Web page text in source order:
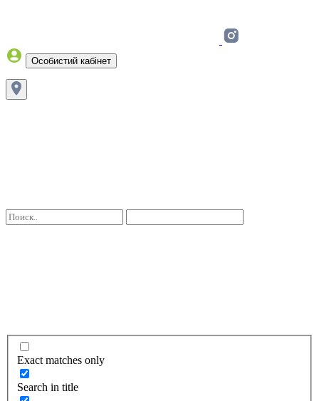
Особистий кабінет
Exact matches only
Search in title